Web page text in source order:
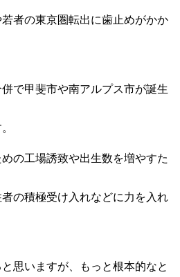
者の東京圏転出に歯止めがかか
で甲斐市や南アルプス市が誕生
の工場誘致や出生数を増やすた
の積極受け入れなどに力を入れ
思いますが、もっと根本的なと